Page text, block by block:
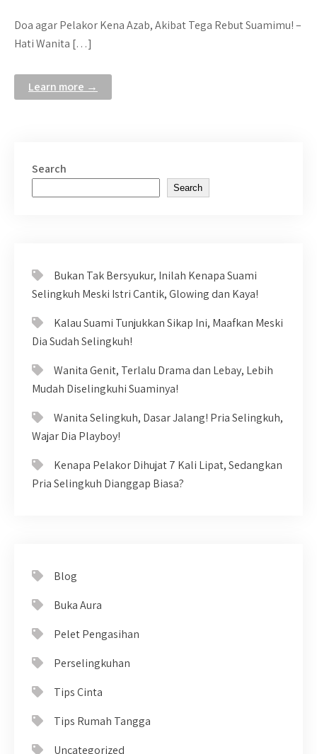
Doa agar Pelakor Kena Azab, Akibat Tega Rebut Suamimu! –
Hati Wanita […]
Learn more →
Search
Search
Bukan Tak Bersyukur, Inilah Kenapa Suami
Selingkuh Meski Istri Cantik, Glowing dan Kaya!
Kalau Suami Tunjukkan Sikap Ini, Maafkan Meski
Dia Sudah Selingkuh!
Wanita Genit, Terlalu Drama dan Lebay, Lebih
Mudah Diselingkuhi Suaminya!
Wanita Selingkuh, Dasar Jalang! Pria Selingkuh,
Wajar Dia Playboy!
Kenapa Pelakor Dihujat 7 Kali Lipat, Sedangkan
Pria Selingkuh Dianggap Biasa?
Blog
Buka Aura
Pelet Pengasihan
Perselingkuhan
Tips Cinta
Tips Rumah Tangga
Uncategorized